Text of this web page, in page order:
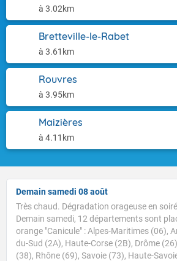
à 3.02km
Bretteville-le-Rabet
à 3.61km
Rouvres
à 3.95km
Maizières
à 4.11km
Demain samedi 08 août
Très chaud. Dégradation orageuse en
Demain samedi, 12 départements sont
orange "Canicule" : Alpes-Maritimes (06),
du-Sud (2A), Haute-Corse (2B), Drôme
(38), Rhône (69), Savoie (73), Haute-